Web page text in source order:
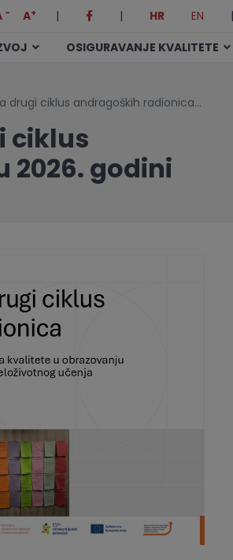
- A+ | | HR EN
|
OSIGURAVANJE KVALITETE
drugi ciklus andragoških radionica…
ciklus
2026. godini